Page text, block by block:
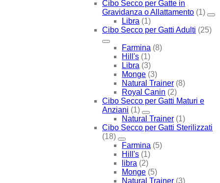
Cibo Secco per Gatte in
Gravidanza o Allattamento (1)
Libra (1)
Cibo Secco per Gatti Adulti (25)
Farmina (8)
Hill's (1)
Libra (3)
Monge (3)
Natural Trainer (8)
Royal Canin (2)
Cibo Secco per Gatti Maturi e
Anziani (1)
Natural Trainer (1)
Cibo Secco per Gatti Sterilizzati
(18)
Farmina (5)
Hill's (1)
libra (2)
Monge (5)
Natural Trainer (3)